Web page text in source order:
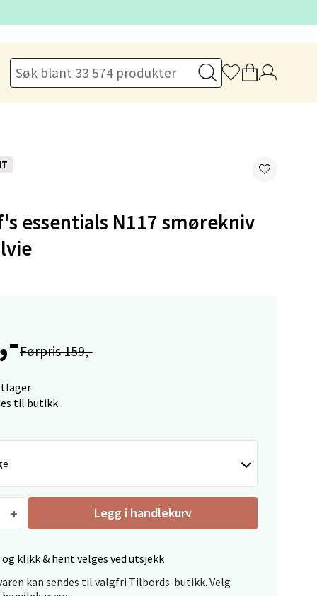
essentials N117 smørekniv
Førpris 159,-
til butikk
Legg i handlekurv
klikk & hent velges ved utsjekk
kan sendes til valgfri Tilbords-butikk. Velg